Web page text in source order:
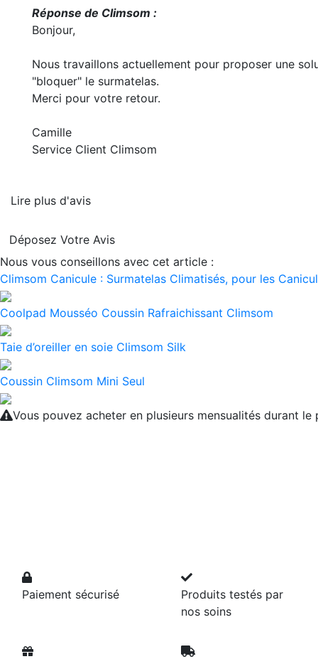
Réponse de Climsom :
Bonjour,
Nous travaillons actuellement pour proposer une
"bloquer" le surmatelas.
Merci pour votre retour.
Camille
Service Client Climsom
Lire plus d'avis
Déposez Votre Avis
Nous vous conseillons avec cet article :
Climsom Canicule : Surmatelas Climatisés, pour les
Coolpad Mousséo Coussin Rafraichissant Climsom
Taie d’oreiller en soie Climsom Silk
Coussin Climsom Mini Seul
Vous pouvez acheter en plusieurs mensualités durant le
Paiement sécurisé
Produits testés par
nos soins